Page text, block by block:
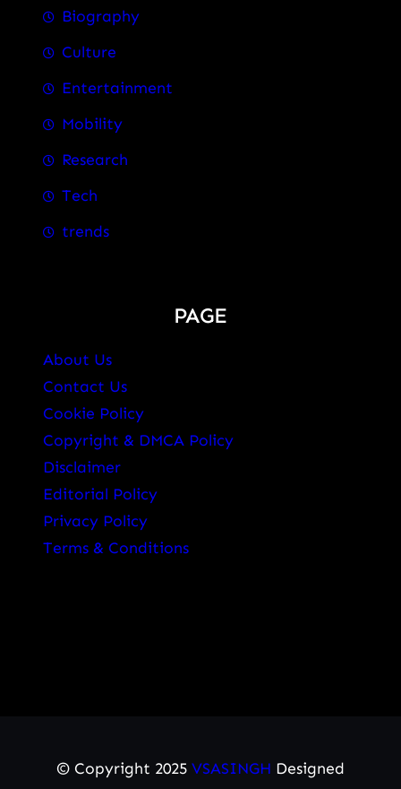
Biography
Culture
Entertainment
Mobility
Research
Tech
trends
PAGE
About Us
Contact Us
Cookie Policy
Copyright & DMCA Policy
Disclaimer
Editorial Policy
Privacy Policy
Terms & Conditions
© Copyright 2025 VSASINGH Designed